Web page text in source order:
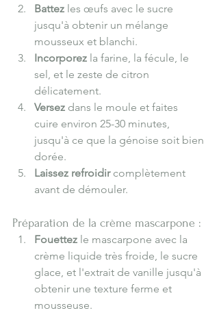
Battez les œufs avec le sucre
jusqu'à obtenir un mélange
mousseux et blanchi.
Incorporez la farine, la fécule, le
sel, et le zeste de citron
délicatement.
Versez dans le moule et faites
cuire environ 25-30 minutes,
jusqu'à ce que la génoise soit bien
dorée.
Laissez refroidir complètement
avant de démouler.
Préparation de la crème mascarpone :
Fouettez le mascarpone avec la
crème liquide très froide, le sucre
glace, et l'extrait de vanille jusqu'à
obtenir une texture ferme et
mousseuse.